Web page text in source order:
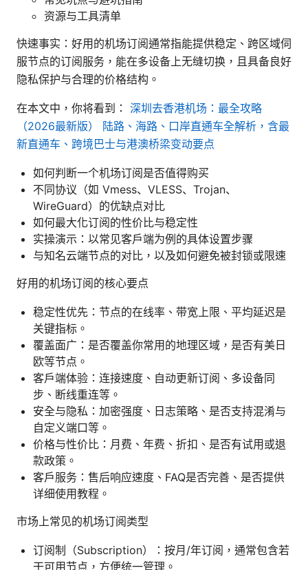
资源与工具清单
快速事实：好用的机场订阅通常指能提供稳定、跨区域伺
服节点的订阅服务，能在多设备上无缝切换，且具备良好
隐私保护与合理的价格结构。
在本文中，你将看到： 深圳去香港机场：最全攻略
（2026最新版） 陆路、海路、口岸直通车全解析，含最
新直通车、跨境巴士与港澳桥梁变动要点
如何判断一个机场订阅是否值得购买
不同协议（如 Vmess、VLESS、Trojan、
WireGuard）的优缺点对比
如何最大化订阅的性价比与稳定性
实操演示：以常见客户端为例的具体设置步骤
与知名云端节点的对比，以及如何避免被封锁或限速
好用的机场订阅的核心要点
稳定性优先：节点的在线率、带宽上限、平均延迟是
关键指标。
覆盖面广：是否覆盖你常用的地理区域，是否有美日
欧等节点。
客户端体验：连接速度、自动更新订阅、多设备同
步、断线重连等。
安全与隐私：加密强度、日志策略、是否支持混淆与
自定义端口等。
价格与性价比：月费、年费、折扣、是否有试用或退
款政策。
客户服务：售后响应速度、FAQ是否完善、是否提供
详细使用教程。
市场上常见的机场订阅类型
订阅制（Subscription）：按月/年订阅，通常包含若
干可用节点，方便统一管理。